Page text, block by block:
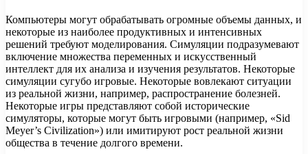
Компьютеры могут обрабатывать огромные объемы данных, и
некоторые из наиболее продуктивных и интенсивных
решений требуют моделирования. Симуляции подразумевают
включение множества переменных и искусственный
интеллект для их анализа и изучения результатов. Некоторые
симуляции сугубо игровые. Некоторые вовлекают ситуации
из реальной жизни, например, распространение болезней.
Некоторые игры представляют собой исторические
симуляторы, которые могут быть игровыми (например, «Sid
Meyer’s Civilization») или имитируют рост реальной жизни
общества в течение долгого времени.